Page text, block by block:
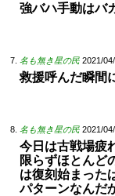
強バハ手動はバ
名も無き星の民 2021/
救援呼んだ瞬間
名も無き星の民 2021/
今日は古戦場疲
限らずほとんど
は復刻始まった
パターンなんだ